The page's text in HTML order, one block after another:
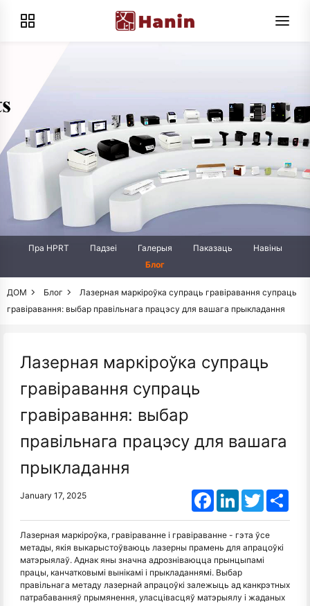
Пра HPRT Падзеі Галерыя Паказаць
Навіны
Блог
ДОМ Блог
Лазерная маркіроўка супраць гравіравання супраць
гравіравання: выбар правільнага працэсу для вашага прыкладання
Лазерная маркіроўка супраць
гравіравання супраць
гравіравання: выбар
правільнага працэсу для вашага
прыкладання
January 17, 2025 FacebookLinkedInTwitter
Лазерная маркіроўка, гравіраванне і гравіраванне - гэта ўсе
метады, якія выкарыстоўваюць лазерны прамень для апрацоўкі
матэрыялаў. Аднак яны значна адрозніваюцца прынцыпамі
працы, канчатковымі вынікамі і прыкладаннямі. Выбар
правільнага метаду лазернай апрацоўкі залежыць ад канкрэтных
патрабаванняў прымянення, уласцівасцяў матэрыялу і жаданых